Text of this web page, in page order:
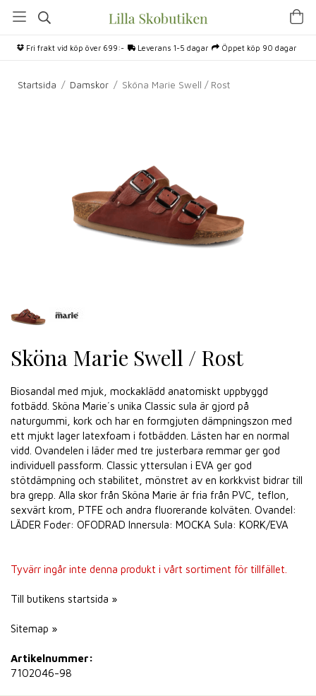
Fri frakt vid köp över 699:- Leverans 1-5 dagar Öppet köp 90 dagar
Startsida / Damskor / Sköna Marie Swell / Rost
Sköna Marie Swell / Rost
Biosandal med mjuk, mockaklädd anatomiskt uppbyggd
fotbädd. Sköna Marie´s unika Classic sula är gjord på
naturgummi, kork och har en formgjuten dämpningszon med
ett mjukt lager latexfoam i fotbädden. Lästen har en normal
vidd. Ovandelen i läder med tre justerbara remmar ger god
individuell passform. Classic yttersulan i EVA ger god
stötdämpning och stabilitet, mönstret av en korkkvist bidrar till
bra grepp. Alla skor från Sköna Marie är fria från PVC, teflon,
sexvärt krom, PTFE och andra fluorerande kolväten. Ovandel:
LÄDER Foder: OFODRAD Innersula: MOCKA Sula: KORK/EVA
Tyvärr ingår inte denna produkt i vårt sortiment för tillfället.
Till butikens startsida »
Sitemap »
Artikelnummer:
7102046-98